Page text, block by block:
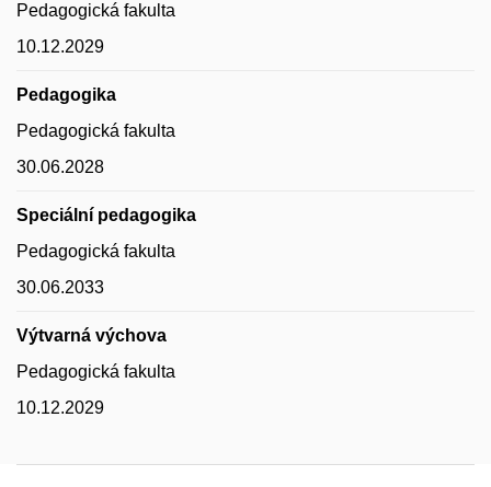
Pedagogická fakulta
10.12.2029
Pedagogika
Pedagogická fakulta
30.06.2028
Speciální pedagogika
Pedagogická fakulta
30.06.2033
Výtvarná výchova
Pedagogická fakulta
10.12.2029